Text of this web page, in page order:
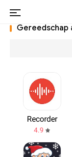
Gereedschap
Recorder
4.9